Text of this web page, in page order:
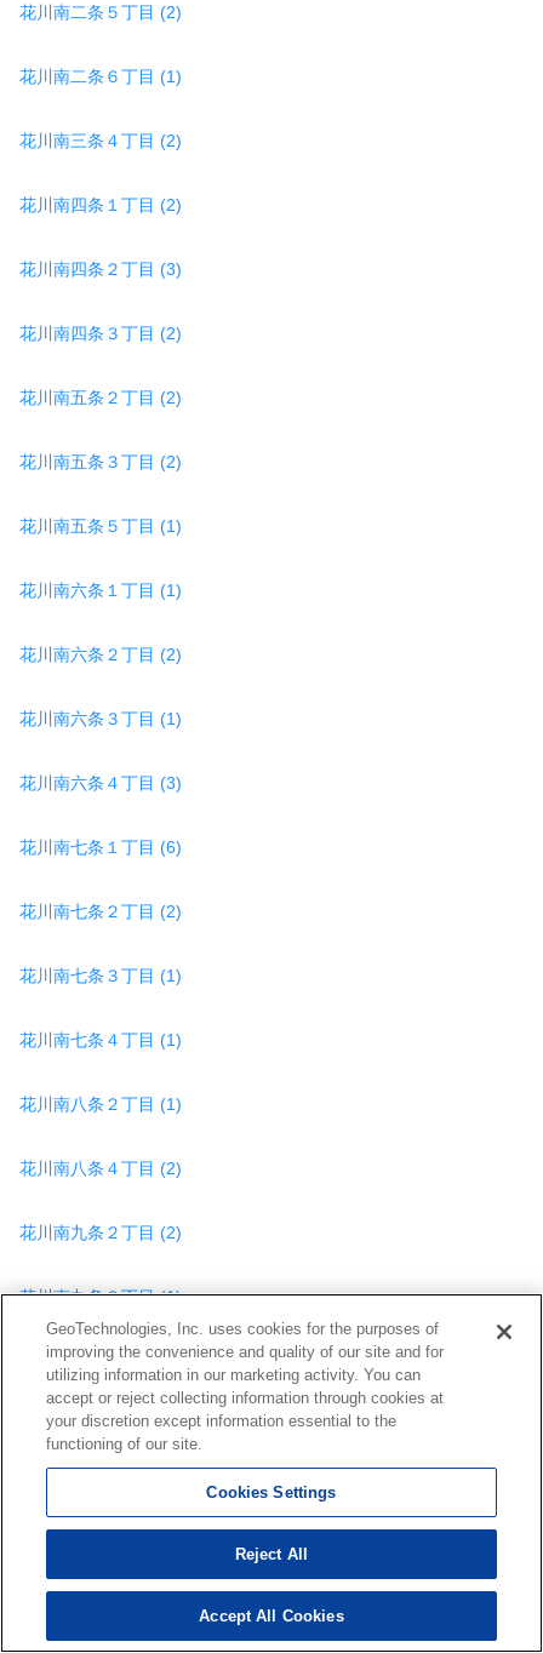
花川南二条５丁目 (2)
花川南二条６丁目 (1)
花川南三条４丁目 (2)
花川南四条１丁目 (2)
花川南四条２丁目 (3)
花川南四条３丁目 (2)
花川南五条２丁目 (2)
花川南五条３丁目 (2)
花川南五条５丁目 (1)
花川南六条１丁目 (1)
花川南六条２丁目 (2)
花川南六条３丁目 (1)
花川南六条４丁目 (3)
花川南七条１丁目 (6)
花川南七条２丁目 (2)
花川南七条３丁目 (1)
花川南七条４丁目 (1)
花川南八条２丁目 (1)
花川南八条４丁目 (2)
花川南九条２丁目 (2)
花川南九条３丁目 (1)
花川南九条４丁目 (1)
花川南十条２丁目 (4)
検索結果を見る
GeoTechnologies, Inc. uses cookies for the purposes of
improving the convenience and quality of our site and for
utilizing information in our marketing activity. You can
accept or reject collecting information through cookies at
your discretion except information essential to the
functioning of our site.
Cookies Settings
Reject All
Accept All Cookies